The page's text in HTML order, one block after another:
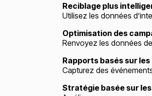
Reciblage plus
Utilisez les données
Optimisation des
Renvoyez les données
Rapports basés sur
Capturez des
Stratégie basée sur